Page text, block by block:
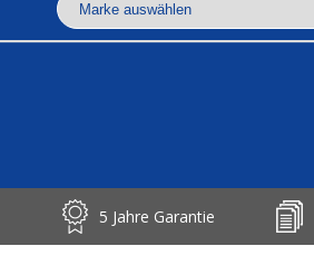
5 Jahre Garantie